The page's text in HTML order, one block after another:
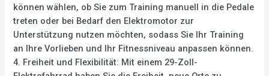
können wählen, ob Sie zum Training manuell in die Pedale
treten oder bei Bedarf den Elektromotor zur
Unterstützung nutzen möchten, sodass Sie Ihr Training
an Ihre Vorlieben und Ihr Fitnessniveau anpassen können.
4. Freiheit und Flexibilität: Mit einem 29-Zoll-